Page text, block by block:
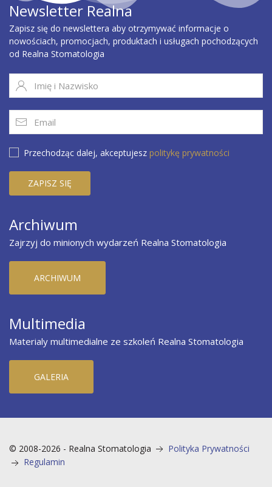
Newsletter Realna
Zapisz się do newslettera aby otrzymywać informacje o
nowościach, promocjach, produktach i usługach pochodzących
od Realna Stomatologia
Przechodząc dalej, akceptujesz politykę prywatności
Archiwum
Zajrzyj do minionych wydarzeń Realna Stomatologia
ARCHIWUM
Multimedia
Materialy multimedialne ze szkoleń Realna Stomatologia
GALERIA
© 2008-2026 - Realna Stomatologia
Polityka Prywatności
Regulamin